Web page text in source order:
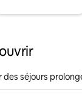
séjours